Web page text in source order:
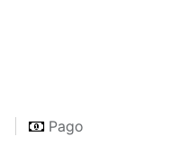
Pago